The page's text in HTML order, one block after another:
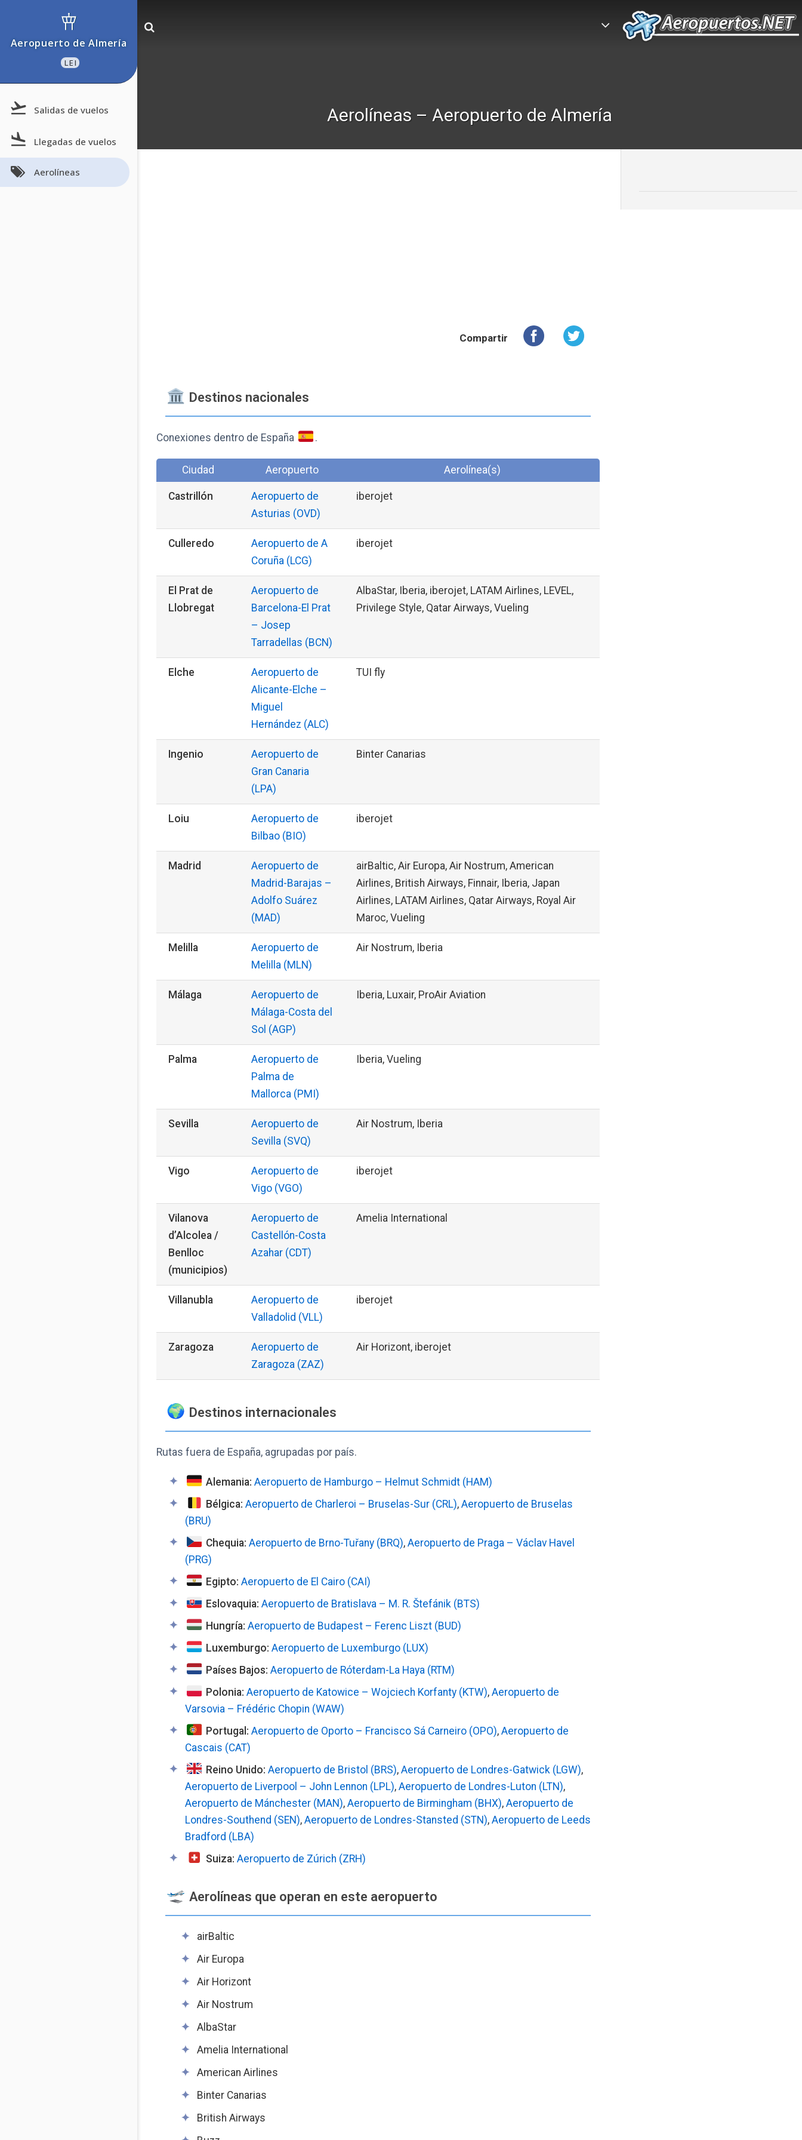
Aeropuerto de Almería
LEI
Salidas de vuelos
Llegadas de vuelos
Aerolíneas
Aerolíneas – Aeropuerto de Almería
Compartir
️ Destinos nacionales
Conexiones dentro de España .
Ciudad Aeropuerto Aerolínea(s)
Castrillón
Aeropuerto de
Asturias (OVD)
iberojet
Culleredo
Aeropuerto de A
Coruña (LCG)
iberojet
El Prat de
Llobregat
Aeropuerto de
Barcelona-El Prat
– Josep
Tarradellas (BCN)
AlbaStar, Iberia, iberojet, LATAM Airlines, LEVEL,
Privilege Style, Qatar Airways, Vueling
Elche
Aeropuerto de
Alicante-Elche –
Miguel
Hernández (ALC)
TUI fly
Ingenio
Aeropuerto de
Gran Canaria
(LPA)
Binter Canarias
Loiu
Aeropuerto de
Bilbao (BIO)
iberojet
Madrid
Aeropuerto de
Madrid-Barajas –
Adolfo Suárez
(MAD)
airBaltic, Air Europa, Air Nostrum, American
Airlines, British Airways, Finnair, Iberia, Japan
Airlines, LATAM Airlines, Qatar Airways, Royal Air
Maroc, Vueling
Melilla
Aeropuerto de
Melilla (MLN)
Air Nostrum, Iberia
Málaga
Aeropuerto de
Málaga-Costa del
Sol (AGP)
Iberia, Luxair, ProAir Aviation
Palma
Aeropuerto de
Palma de
Mallorca (PMI)
Iberia, Vueling
Sevilla
Aeropuerto de
Sevilla (SVQ)
Air Nostrum, Iberia
Vigo
Aeropuerto de
Vigo (VGO)
iberojet
Vilanova
d’Alcolea /
Benlloc
(municipios)
Aeropuerto de
Castellón-Costa
Azahar (CDT)
Amelia International
Villanubla
Aeropuerto de
Valladolid (VLL)
iberojet
Zaragoza
Aeropuerto de
Zaragoza (ZAZ)
Air Horizont, iberojet
Destinos internacionales
Rutas fuera de España, agrupadas por país.
Alemania: Aeropuerto de Hamburgo – Helmut Schmidt (HAM)
Bélgica: Aeropuerto de Charleroi – Bruselas-Sur (CRL), Aeropuerto de Bruselas
(BRU)
Chequia: Aeropuerto de Brno-Tuřany (BRQ), Aeropuerto de Praga – Václav Havel
(PRG)
Egipto: Aeropuerto de El Cairo (CAI)
Eslovaquia: Aeropuerto de Bratislava – M. R. Štefánik (BTS)
Hungría: Aeropuerto de Budapest – Ferenc Liszt (BUD)
Luxemburgo: Aeropuerto de Luxemburgo (LUX)
Países Bajos: Aeropuerto de Róterdam-La Haya (RTM)
Polonia: Aeropuerto de Katowice – Wojciech Korfanty (KTW), Aeropuerto de
Varsovia – Frédéric Chopin (WAW)
Portugal: Aeropuerto de Oporto – Francisco Sá Carneiro (OPO), Aeropuerto de
Cascais (CAT)
Reino Unido: Aeropuerto de Bristol (BRS), Aeropuerto de Londres-Gatwick (LGW),
Aeropuerto de Liverpool – John Lennon (LPL), Aeropuerto de Londres-Luton (LTN),
Aeropuerto de Mánchester (MAN), Aeropuerto de Birmingham (BHX), Aeropuerto de
Londres-Southend (SEN), Aeropuerto de Londres-Stansted (STN), Aeropuerto de Leeds
Bradford (LBA)
Suiza: Aeropuerto de Zúrich (ZRH)
Aerolíneas que operan en este aeropuerto
airBaltic
Air Europa
Air Horizont
Air Nostrum
AlbaStar
Amelia International
American Airlines
Binter Canarias
British Airways